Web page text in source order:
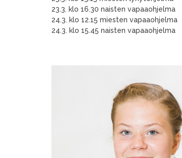
23.3. klo 16.30 naisten vapaaohjelma
24.3. klo 12.15 miesten vapaaohjelma
24.3. klo 15.45 naisten vapaaohjelma